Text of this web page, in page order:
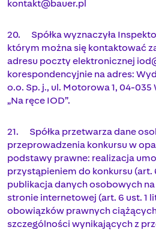
kontakt@bauer.pl
20. Spółka wyznaczyła
którym można się kontaktować
adresu poczty elektronicznej
korespondencyjnie na adres:
o.o. Sp. j., ul. Motorowa 1, 04-
„Na ręce IOD”.
21. Spółka przetwarza dane
przeprowadzenia konkursu w
podstawy prawne: realizacja
przystąpieniem do konkursu (art.
publikacja danych osobowych
stronie internetowej (art. 6 ust. 1
obowiązków prawnych ciążących
szczególności wynikających z